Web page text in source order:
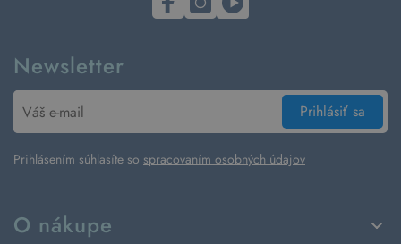
O nákupe
Newsletter
Prihlásiť sa
Prihlásením súhlasíte so spracovaním osobných údajov